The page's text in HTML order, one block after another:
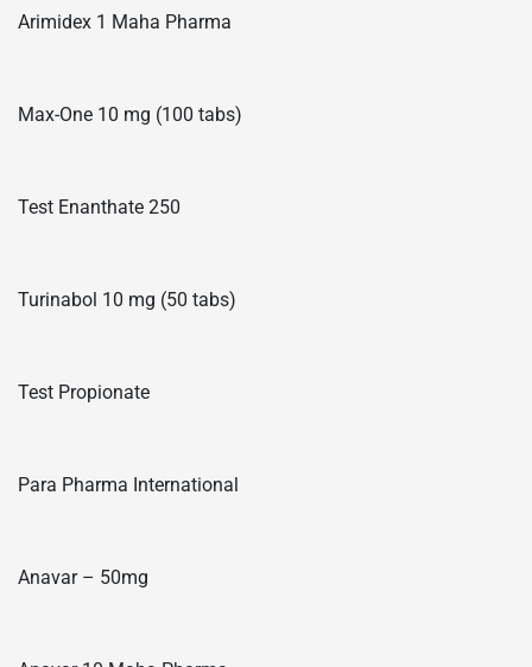
Arimidex 1 Maha Pharma
Max-One 10 mg (100 tabs)
Test Enanthate 250
Turinabol 10 mg (50 tabs)
Test Propionate
Para Pharma International
Anavar – 50mg